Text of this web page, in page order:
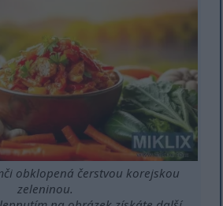
obklopená čerstvou korejskou
zeleninou.